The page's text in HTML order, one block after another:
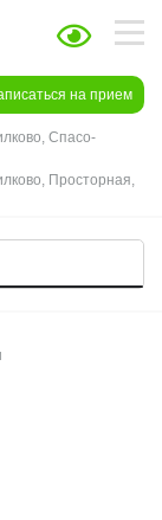
Спасо-
Просторная,
на прием